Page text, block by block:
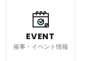
EVENT
催事・ イベント情報